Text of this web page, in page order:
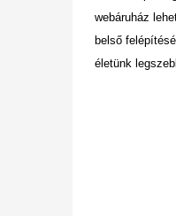
webáruház
belső
életünk